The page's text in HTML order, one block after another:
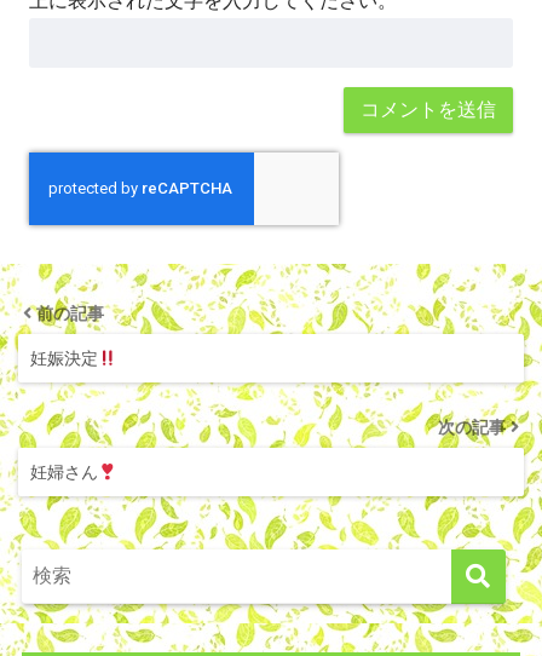
前の記事
妊娠決定
次の記事
妊婦さん